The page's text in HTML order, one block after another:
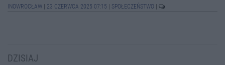
INOWROCŁAW 23 CZERWCA 2025 07:15 SPOŁECZEŃSTWO
DZISIAJ